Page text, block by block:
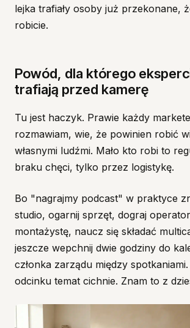
lejka trafiały osoby już przekonane,
robicie.
Powód, dla którego
trafiają przed kamerę
Tu jest haczyk. Prawie każdy
rozmawiam, wie, że powinien robić
własnymi ludźmi. Mało kto robi to
braku chęci, tylko przez logistykę.
Bo "nagrajmy podcast" w praktyce
studio, ogarnij sprzęt, dograj
montażystę, naucz się składać
jeszcze wepchnij dwie godziny do
członka zarządu między
odcinku temat cichnie. Znam to z